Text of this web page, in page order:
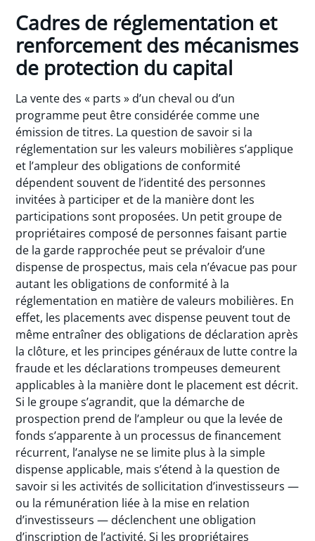
Cadres de réglementation et
renforcement des mécanismes
de protection du capital
La vente des « parts » d’un cheval ou d’un
programme peut être considérée comme une
émission de titres. La question de savoir si la
réglementation sur les valeurs mobilières s’applique
et l’ampleur des obligations de conformité
dépendent souvent de l’identité des personnes
invitées à participer et de la manière dont les
participations sont proposées. Un petit groupe de
propriétaires composé de personnes faisant partie
de la garde rapprochée peut se prévaloir d’une
dispense de prospectus, mais cela n’évacue pas pour
autant les obligations de conformité à la
réglementation en matière de valeurs mobilières. En
effet, les placements avec dispense peuvent tout de
même entraîner des obligations de déclaration après
la clôture, et les principes généraux de lutte contre la
fraude et les déclarations trompeuses demeurent
applicables à la manière dont le placement est décrit.
Si le groupe s’agrandit, que la démarche de
prospection prend de l’ampleur ou que la levée de
fonds s’apparente à un processus de financement
récurrent, l’analyse ne se limite plus à la simple
dispense applicable, mais s’étend à la question de
savoir si les activités de sollicitation d’investisseurs —
ou la rémunération liée à la mise en relation
d’investisseurs — déclenchent une obligation
d’inscription de l’activité. Si les propriétaires